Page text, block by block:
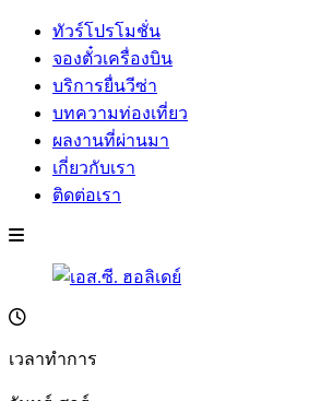
ทัวร์โปรโมชั่น
จองตั๋วเครื่องบิน
บริการยื่นวีซ่า
บทความท่องเที่ยว
ผลงานที่ผ่านมา
เกี่ยวกับเรา
ติดต่อเรา
เวลาทำการ